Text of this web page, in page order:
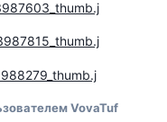
VovaTuf